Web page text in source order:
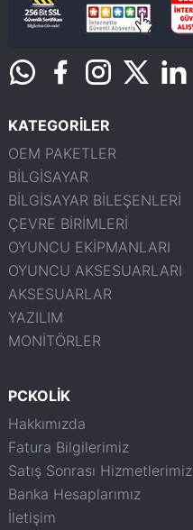
KATEGORİLER
OEM PAKETLER
BİLGİSAYAR
BİLGİSAYAR BİLEŞENLERİ
ÇEVRE BİRİMLERİ
OYUNCU EKİPMANLARI
OYUNCU AKSESUARLARI
AKSESUARLAR
YAZILIM
MONİTÖRLER
PCKOLİK
Hakkımızda
Fatura Bilgilerimiz
Satış Sonrası Hizmetlerimiz
Banka Hesaplarımız
İletişim